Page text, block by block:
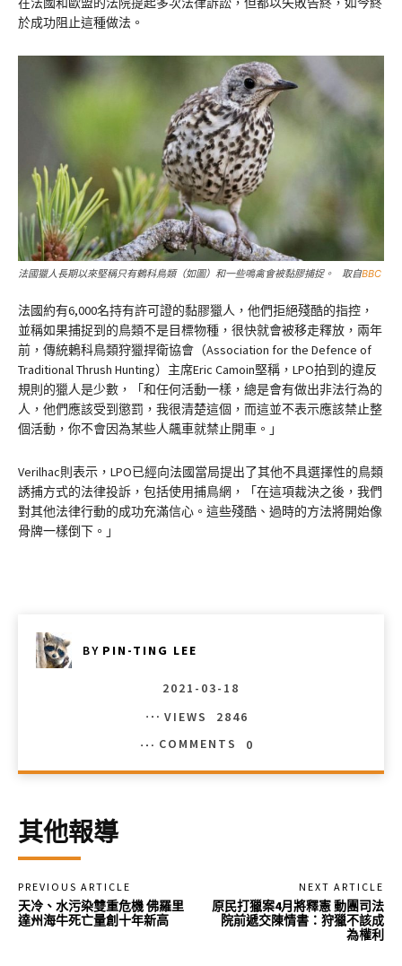
於成功阻止這種做法。
法國獵人長期以來堅稱只有鶇科鳥類（如圖）和一些鳴禽會被黏膠捕捉。 取自BBC
法國約有6,000名持有許可證的黏膠獵人，他們拒絕殘酷的指控，
並稱如果捕捉到的鳥類不是目標物種，很快就會被移走釋放，兩年
前，傳統鶇科鳥類狩獵捍衛協會（Association for the Defence of
Traditional Thrush Hunting）主席Eric Camoin堅稱，LPO拍到的違反
規則的獵人是少數，「和任何活動一樣，總是會有做出非法行為的
人，他們應該受到懲罰，我很清楚這個，而這並不表示應該禁止整
個活動，你不會因為某些人飆車就禁止開車。」
Verilhac則表示，LPO已經向法國當局提出了其他不具選擇性的鳥類
誘捕方式的法律投訴，包括使用捕鳥網，「在這項裁決之後，我們
對其他法律行動的成功充滿信心。這些殘酷、過時的方法將開始像
骨牌一樣倒下。」
BY PIN-TING LEE
2021-03-18
VIEWS
2846
COMMENTS
0
其他報導
PREVIOUS ARTICLE
天冷、水污染雙重危機 佛羅里
達州海牛死亡量創十年新高
NEXT ARTICLE
原民打獵案4月將釋憲 動團司法
院前遞交陳情書：狩獵不該成
為權利